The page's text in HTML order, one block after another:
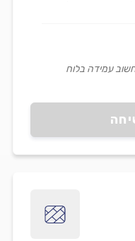
חשוב עמידה בלוח